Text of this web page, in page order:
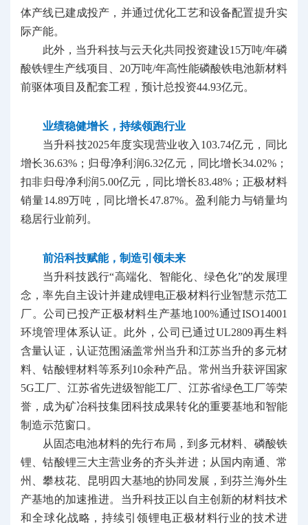
体产线已建成投产，并通过优化工艺和设备配置提升实
际产能。
此外，当升科技与云天化共同投资建设15万吨/年磷
酸铁锂生产线项目、20万吨/年高性能磷酸铁电池新材料
前驱体项目及配套工程，预计总投资44.93亿元。
业绩稳健增长，持续领跑行业
当升科技2025年度实现营业收入103.74亿元，同比
增长36.63%；归母净利润6.32亿元，同比增长34.02%；
扣非归母净利润5.00亿元，同比增长83.48%；正极材料
销量14.89万吨，同比增长47.87%。盈利能力与销量均
稳居行业前列。
前沿科技赋能，制造引领未来
当升科技践行“高端化、智能化、绿色化”的发展理
念，率先自主设计并建成锂电正极材料行业智慧示范工
厂。公司已投产正极材料生产基地100%通过ISO14001
环境管理体系认证。此外，公司已通过UL2809再生料
含量认证，认证范围涵盖常州当升和江苏当升的多元材
料、钴酸锂材料等系列10余种产品。常州当升获评国家
5G工厂、江苏省先进级智能工厂、江苏省绿色工厂等荣
誉，成为矿冶科技集团科技成果转化的重要基地和智能
制造示范窗口。
从固态电池材料的先行布局，到多元材料、磷酸铁
锂、钴酸锂三大主营业务的齐头并进；从国内南通、常
州、攀枝花、昆明四大基地的协同发展，到芬兰海外生
产基地的加速推进。当升科技正以自主创新的材料技术
和全球化战略，持续引领锂电正极材料行业的技术进